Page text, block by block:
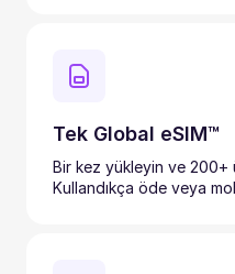
Tek Global eSIM™
Bir kez yükleyin ve 200+
Kullandıkça öde veya